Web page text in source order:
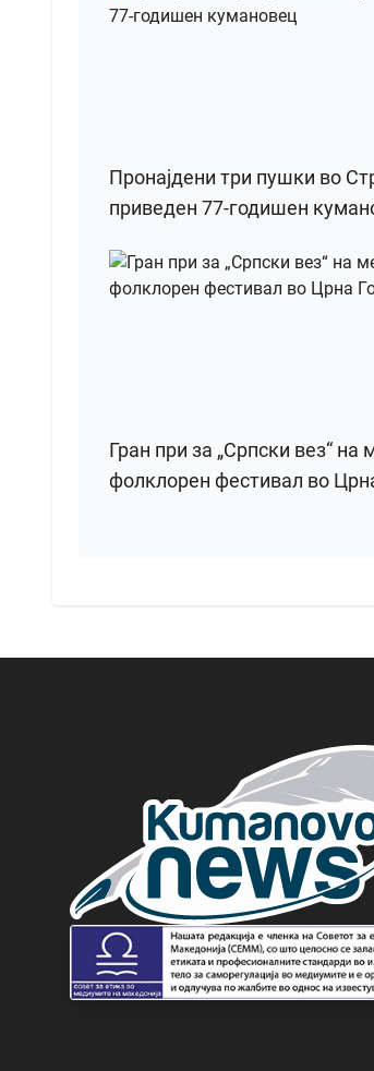
Пронајдени три пушки во
приведен 77-годишен
Гран при за „Српски вез“ на
фолклорен фестивал во